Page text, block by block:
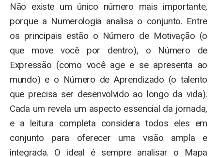
Não existe um único número mais importante,
porque a Numerologia analisa o conjunto. Entre
os principais estão o Número de Motivação (o
que move você por dentro), o Número de
Expressão (como você age e se apresenta ao
mundo) e o Número de Aprendizado (o talento
que precisa ser desenvolvido ao longo da vida).
Cada um revela um aspecto essencial da jornada,
e a leitura completa considera todos eles em
conjunto para oferecer uma visão ampla e
integrada. O ideal é sempre analisar o Mapa